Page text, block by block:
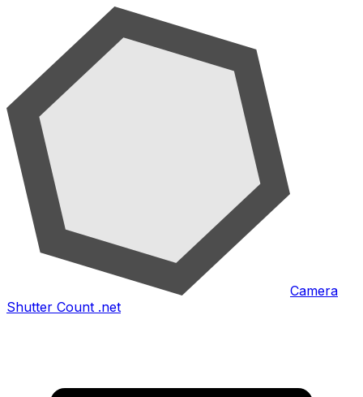
Camera
Shutter Count .net